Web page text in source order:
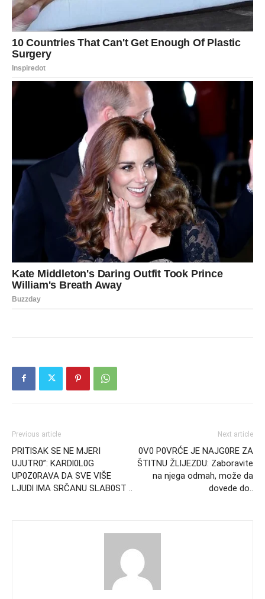
Previous article
PRlTlSAK SE NE MJERI
UJUTR0”: KARDl0L0G
UP0Z0RAVA DA SVE VlŠE
LJUDl lMA SRČANU SLAB0ST ..
Next article
0V0 P0VRĆE JE NAJG0RE ZA
ŠTlTNU ŽLlJEZDU: Zaboravite
na njega odmah, može da
dovede do..